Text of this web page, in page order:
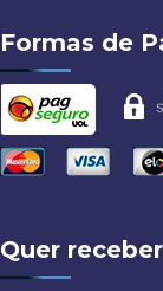
Formas de
Quer